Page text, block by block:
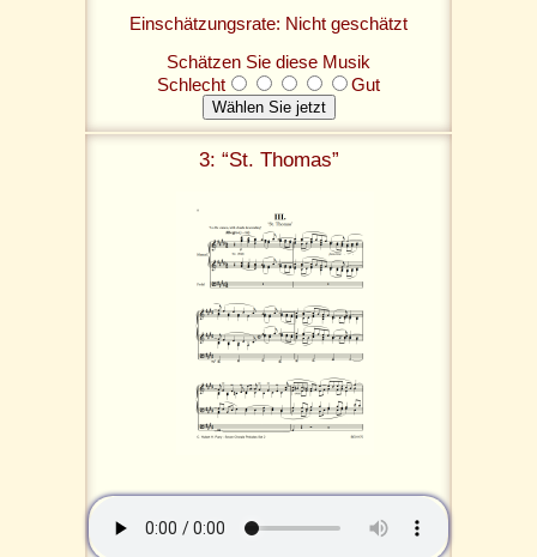
Einschätzungsrate: Nicht geschätzt
Schätzen Sie diese Musik
Schlecht
Gut
3: “St. Thomas”